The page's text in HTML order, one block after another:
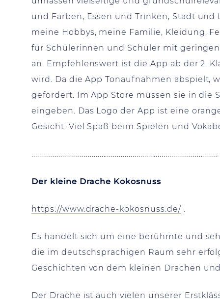
und Farben, Essen und Trinken, Stadt und
meine Hobbys, meine Familie, Kleidung,
für Schülerinnen und Schüler mit
an. Empfehlenswert ist die App ab der 2.
wird. Da die App Tonaufnahmen abspielt,
gefördert. Im App Store müssen sie in die
eingeben. Das Logo der App ist eine
Gesicht. Viel Spaß beim Spielen und
................................................................................................
Der kleine Drache Kokosnuss
https://www.drache-kokosnuss.de/
Es handelt sich um eine berühmte und
die im deutschsprachigen Raum sehr
Geschichten von dem kleinen Drachen
Der Drache ist auch vielen unserer